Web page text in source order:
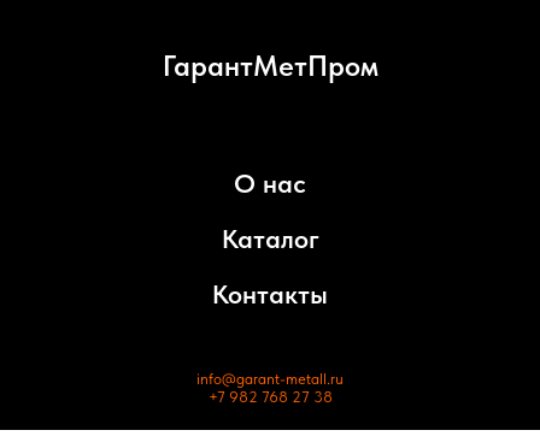
ГарантМетПром
О нас
Каталог
Контакты
info@garant-metall.ru
+7 982 768 27 38